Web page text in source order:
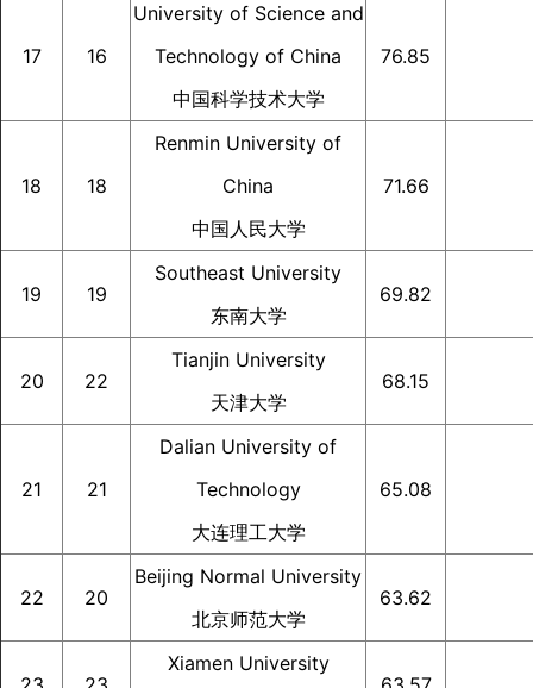
17 16
University of Science and
Technology of China
中国科学技术大学
76.85
18 18
Renmin University of
China
中国人民大学
71.66
19 19
Southeast University
东南大学
69.82
20 22
Tianjin University
天津大学
68.15
21 21
Dalian University of
Technology
大连理工大学
65.08
22 20
Beijing Normal University
北京师范大学
63.62
Xiamen University